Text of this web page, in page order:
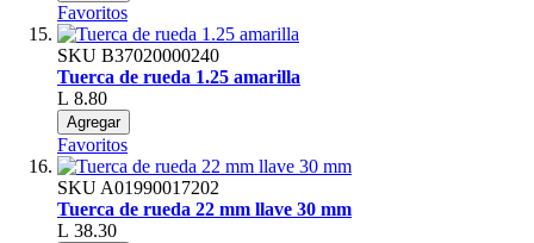
Favoritos
SKU B37020000240
Tuerca de rueda 1.25 amarilla
L 8.80
Agregar
Favoritos
SKU A01990017202
Tuerca de rueda 22 mm llave 30 mm
L 38.30